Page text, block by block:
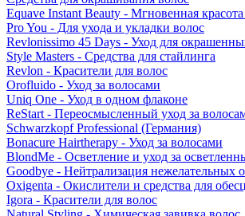
Equave Instant Beauty - Мгновенная
Pro You - Для ухода и укладки волос
Revlonissimo 45 Days - Уход для
Style Masters - Средства для стайлинга
Revlon - Красители для волос
Orofluido - Уход за волосами
Uniq One - Уход в одном флаконе
ReStart - Переосмысленный уход за
Schwarzkopf Professional (Германия)
Bonacure Hairtherapy - Уход за волосами
BlondMe - Осветление и уход за
Goodbye - Нейтрализация нежелательных
Oxigenta - Окислители и средства для
Igora - Красители для волос